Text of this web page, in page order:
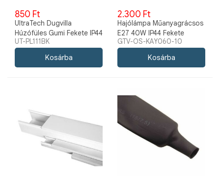
850 Ft
UltraTech Dugvilla
Húzófüles Gumi Fekete IP44
16A/250V
UT-PL111BK
2.300 Ft
Hajólámpa Műanyagrácsos
E27 40W IP44 Fekete
GTV-OS-KAY060-10